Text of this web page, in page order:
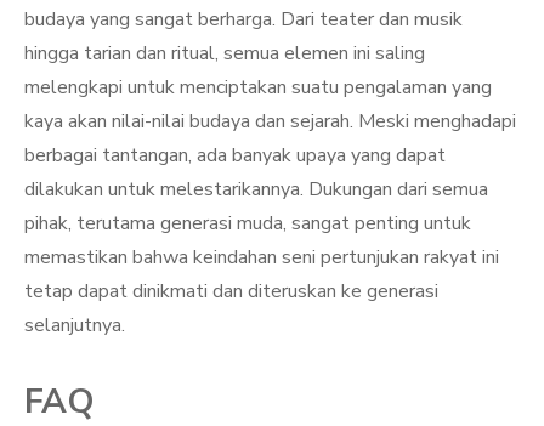
budaya yang sangat berharga. Dari teater dan musik
hingga tarian dan ritual, semua elemen ini saling
melengkapi untuk menciptakan suatu pengalaman yang
kaya akan nilai-nilai budaya dan sejarah. Meski menghadapi
berbagai tantangan, ada banyak upaya yang dapat
dilakukan untuk melestarikannya. Dukungan dari semua
pihak, terutama generasi muda, sangat penting untuk
memastikan bahwa keindahan seni pertunjukan rakyat ini
tetap dapat dinikmati dan diteruskan ke generasi
selanjutnya.
FAQ